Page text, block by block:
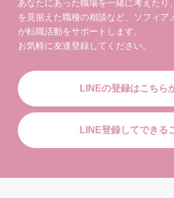
あなたにあった職場を一緒に考えたり
を見据えた職種の相談など、ソフィア
が転職活動をサポートします。
お気軽に友達登録してください。
LINEの登録はこちら
LINE登録してできる